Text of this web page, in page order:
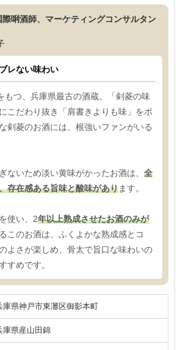
際唎酒師、マーケティングコンサルタン
レない味わい
もつ、兵庫県最古の酒蔵。「剣菱の味
こだわり抜き「肩書きよりも味」をポ
剣菱のお酒には、根強いファンがいる
ないため淡い黄味がかったお酒は、 全
存在感ある旨味と酸味があります。
使い、2年以上熟成させたお酒のみが
このお酒は、ふくよかな熟成感とコ
よさが楽しめ、骨太で旨口な味わいの
すめです。
庫県神戸市東灘区御影本町
庫県産山田錦